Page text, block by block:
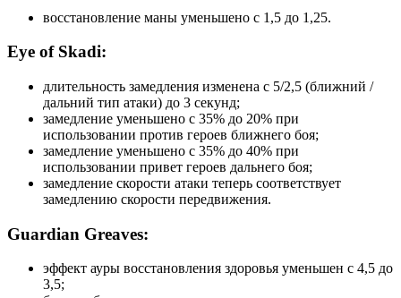
восстановление маны уменьшено с 1,5 до 1,25.
Eye of Skadi:
длительность замедления изменена с 5/2,5 (ближний /
дальний тип атаки) до 3 секунд;
замедление уменьшено с 35% до 20% при
использовании против героев ближнего боя;
замедление уменьшено с 35% до 40% при
использовании привет героев дальнего боя;
замедление скорости атаки теперь соответствует
замедлению скорости передвижения.
Guardian Greaves:
эффект ауры восстановления здоровья уменьшен с 4,5 до
3,5;